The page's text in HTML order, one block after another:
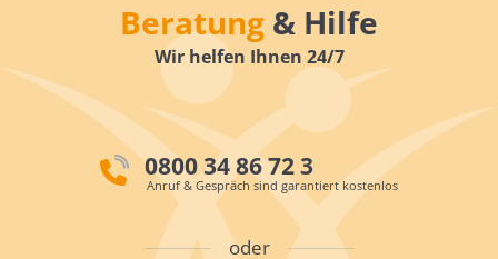
Beratung & Hilfe
Wir helfen Ihnen 24/7
0800 34 86 72 3
Anruf & Gespräch sind garantiert kostenlos
oder